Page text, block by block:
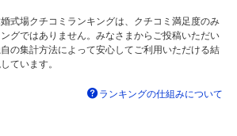
式場クチコミランキングは、クチコミ満足度のみ
グではありません。みなさまからご投稿いただい
の集計方法によって安心してご利用いただける結
ています。
ランキングの仕組みについて